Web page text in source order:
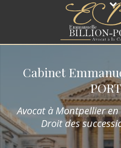
Cabinet
Avocat à Montpellier
Droit des